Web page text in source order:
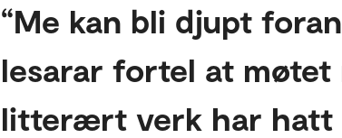
Me kan bli djupt
lesarar fortel at
litterært verk har hatt